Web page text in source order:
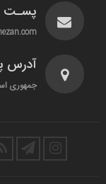
پسـت
آدرس
جمهوری